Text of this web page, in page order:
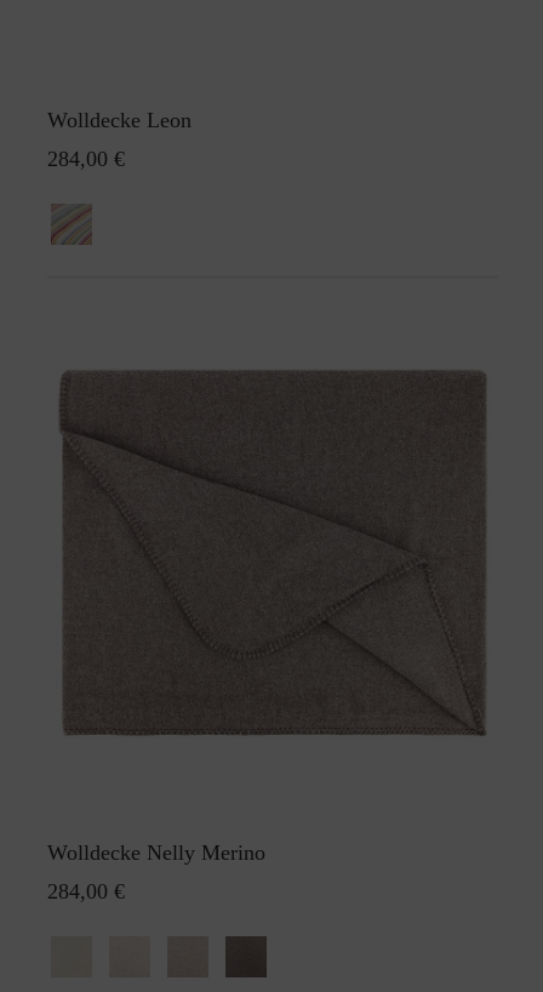
Wolldecke Leon
284,00 €
Wolldecke Nelly Merino
284,00 €